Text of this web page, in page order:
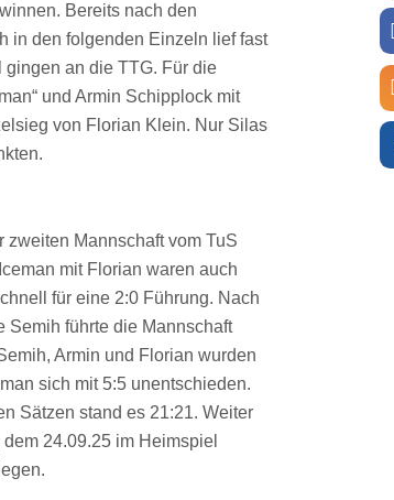
Bereits nach den
in den folgenden Einzeln lief fast
an die TTG. Für die
und Armin Schipplock mit
von Florian Klein. Nur Silas
zweiten Mannschaft vom TuS
mit Florian waren auch
für eine 2:0 Führung. Nach
Semih führte die Mannschaft
Armin und Florian wurden
sich mit 5:5 unentschieden.
Sätzen stand es 21:21. Weiter
24.09.25 im Heimspiel